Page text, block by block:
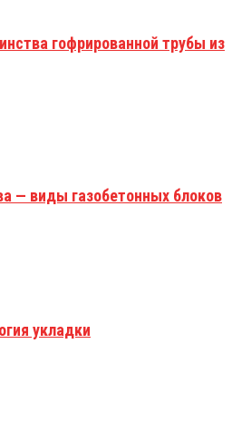
гофрированной трубы из
— виды газобетонных блоков
укладки